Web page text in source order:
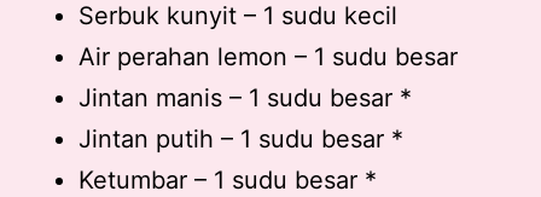
Serbuk kunyit – 1 sudu kecil
Air perahan lemon – 1 sudu besar
Jintan manis – 1 sudu besar *
Jintan putih – 1 sudu besar *
Ketumbar – 1 sudu besar *